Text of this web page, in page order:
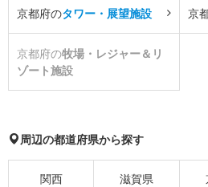
京都府のタワー・展望施設 京
京都府の牧場・レジャー＆リ
ゾート施設
周辺の都道府県から探す
関西 滋賀県